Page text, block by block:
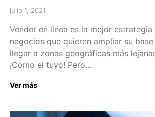
julio 1, 2021
Vender en línea es la mejor
negocios que quieren ampliar su
llegar a zonas geográficas más
¡Como el tuyo! Pero…
Ver más